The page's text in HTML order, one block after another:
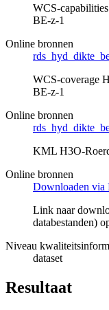
WCS-
BE-z-1
Online bronnen
WCS-coverage
BE-z-1
Online bronnen
KML H3O-
Online bronnen
Downloaden via
Link naar
databestanden)
Niveau
dataset
Resultaat